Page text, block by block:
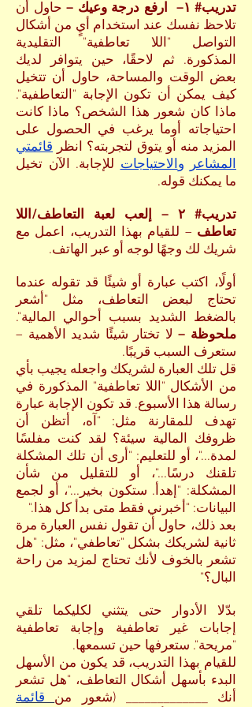
تدريب# ١– ارفع درجة وعيك –
حاول أن
تلاحظ نفسك عند استخدام أيٍ من أشكال
التواصل "اللا تعاطفية" التقليدية
المذكورة. ثم لاحقًا، حين يتوافر لديك
بعض الوقت والمساحة، حاول أن تتخيل
كيف يمكن أن تكون الإجابة "التعاطفية".
ماذا كان شعور هذا الشخص؟ ماذا كانت
احتياجاته أوما يرغب في الحصول على
المزيد منه أو يتوق لتجربته؟ انظر قائمتي
المشاعر والاحتياجاتللإجابة. الآن تخيل
ما يمكنك قوله.
تدريب# ٢ – إلعب لعبة التعاطف/اللا
تعاطف – للقيام بهذا التدريب، اعمل مع
شريك لك وجهًا لوجه أو عبر الهاتف.
أولًا، اكتب عبارة أو شيئًا قد تقوله عندما
تحتاج لبعض التعاطف، مثل "أشعر
بالضغط الشديد بسبب أحوالي المالية".
ملحوظة –لا تختار شيئًا شديد الأهمية –
ستعرف السبب قريبًا.
قل تلك العبارة لشريكك واجعله يجيب بأي
من الأشكال "اللا تعاطفية" المذكورة في
رسالة هذا الأسبوع. قد تكون الإجابة عبارة
تهدف للمقارنة مثل: "آه، أتظن أن
ظروفك المالية سيئة؟ لقد كنت مفلسًا
لمدة..."، أو للتعليم: "أرى أن تلك المشكلة
تلقنك درسًا..."، أو للتقليل من شأن
المشكلة: "إهدأ. ستكون بخير..."، أو لجمع
البيانات: "أخبرني فقط متى بدأ كل هذا."
بعد ذلك، حاول أن تقول نفس العبارة مرة
ثانية لشريكك بشكل "تعاطفي"، مثل: "هل
تشعر بالخوف لأنك تحتاج لمزيد من راحة
البال؟"
بدّلا الأدوار حتى يتثني لكليكما تلقي
إجابات غير تعاطفية وإجابة تعاطفية
"مريحة". ستعرفها حين تسمعها.
للقيام بهذا التدريب، قد يكون من الأسهل
البدء بأسهل أشكال التعاطف، "هل تشعر
أنك _____________ (شعور من
قائمة